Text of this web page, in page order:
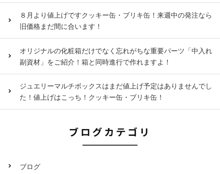
８月より値上げですクッキー缶・ブリキ缶！来週中の発注なら
旧価格まだ間に合います！
オリジナルの化粧箱だけでなく忘れがちな重要パーツ「中入れ
副資材」をご紹介！箱と同時進行で作れますよ！
ジュエリーマルチボックスはまだ値上げ予定はありませんでし
た！値上げはこっち！クッキー缶・ブリキ缶！
ブログカテゴリ
ブログ